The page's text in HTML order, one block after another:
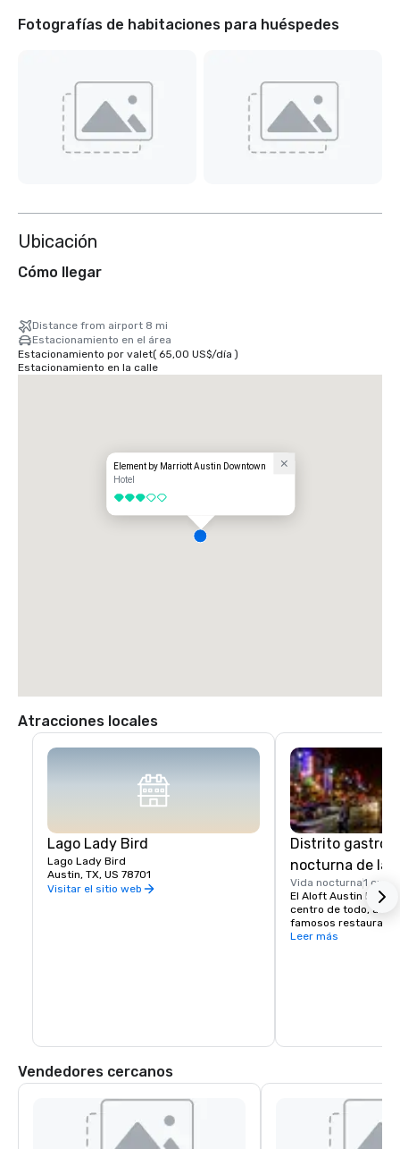
Fotografías de habitaciones para huéspedes
Ubicación
Cómo llegar
Distance from airport 8 mi
Estacionamiento en el área
Estacionamiento por valet( 65,00 US$/día )
Estacionamiento en la calle
Element by Marriott Austin Downtown
Hotel
3 de 5
Atracciones locales
Lago Lady Bird
Lago Lady Bird
Austin, TX, US 78701
Visitar el sitio web
Distrito
nocturna de la
Vida nocturna1
El Aloft Austin
centro de todo, a
famosos
de Austin, en la calle
Leer más
Vendedores cercanos